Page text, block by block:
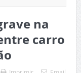
na
carro